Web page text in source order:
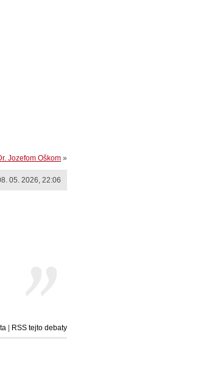
Jozefom Oškom »
05. 2026, 22:06
RSS tejto debaty